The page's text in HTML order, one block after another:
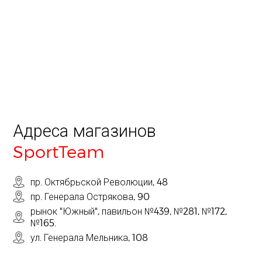
Адреса магазинов
SportTeam
пр. Октябрьской Революции, 48
пр. Генерала Острякова, 90
рынок "Южный", павильон №439, №281, №172,
№165.
ул. Генерала Мельника, 108